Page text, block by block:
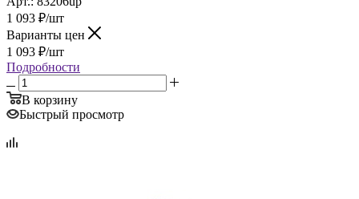
1 093 ₽/шт
Варианты цен
1 093 ₽/шт
Подробности
В корзину
Быстрый просмотр